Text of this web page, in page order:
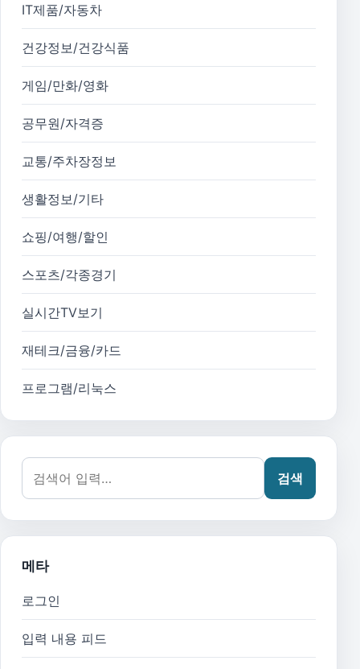
IT제품/자동차
건강정보/건강식품
게임/만화/영화
공무원/자격증
교통/주차장정보
생활정보/기타
쇼핑/여행/할인
스포츠/각종경기
실시간TV보기
재테크/금융/카드
프로그램/리눅스
검색어:
검색
메타
로그인
입력 내용 피드